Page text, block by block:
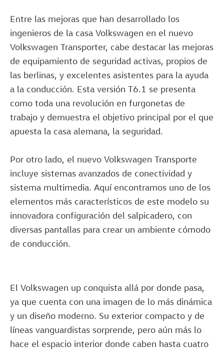
Entre las mejoras que han desarrollado los
ingenieros de la casa Volkswagen en el nuevo
Volkswagen Transporter, cabe destacar las mejoras
de equipamiento de seguridad activas, propios de
las berlinas, y excelentes asistentes para la ayuda
a la conducción. Esta versión T6.1 se presenta
como toda una revolución en furgonetas de
trabajo y demuestra el objetivo principal por el que
apuesta la casa alemana, la seguridad.
Por otro lado, el nuevo Volkswagen Transporte
incluye sistemas avanzados de conectividad y
sistema multimedia. Aquí encontramos uno de los
elementos más característicos de este modelo su
innovadora configuración del salpicadero, con
diversas pantallas para crear un ambiente cómodo
de conducción.
El Volkswagen up conquista allá por donde pasa,
ya que cuenta con una imagen de lo más dinámica
y un diseño moderno. Su exterior compacto y de
líneas vanguardistas sorprende, pero aún más lo
hace el espacio interior donde caben hasta cuatro